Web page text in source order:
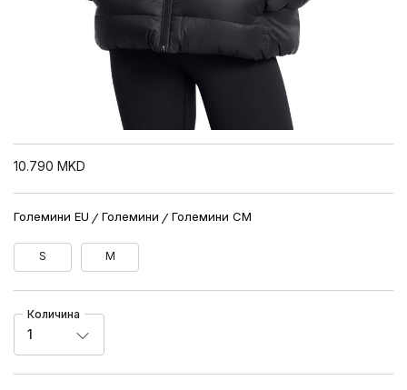
10.790 MKD
Големини EU Големини Големини CM
S M
Количина
1